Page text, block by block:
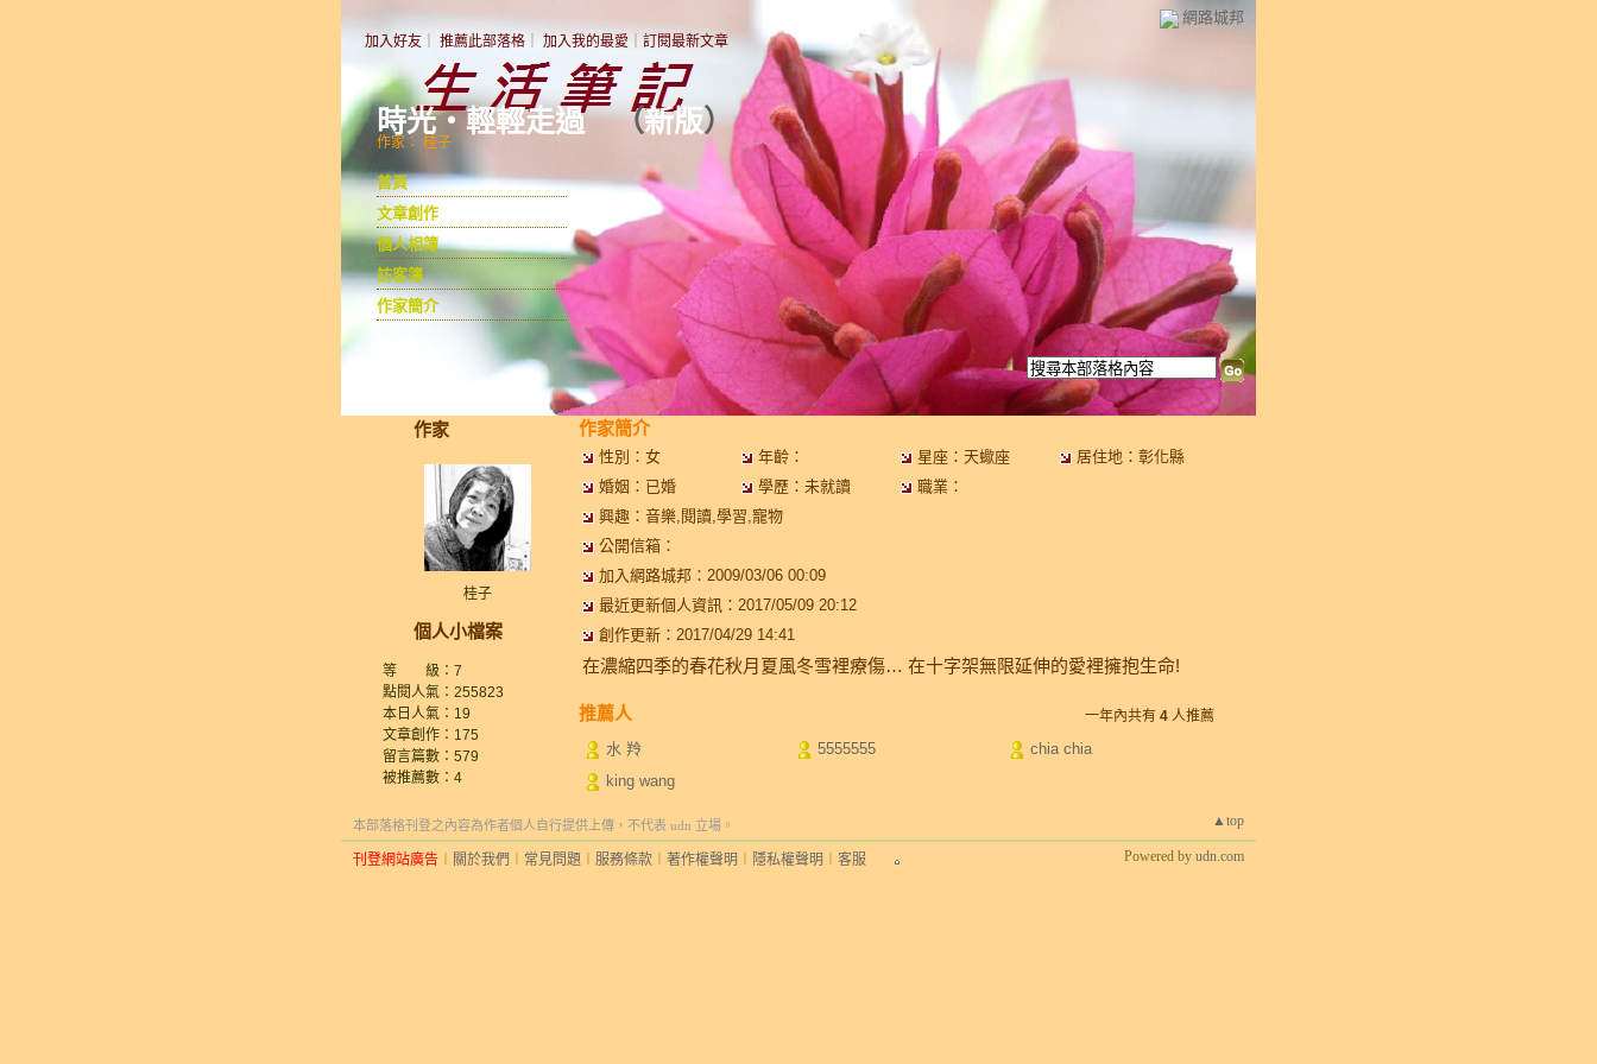
網路城邦
時光‧輕輕走過（新版）
首頁
文章創作
個人相簿
訪客簿
作家簡介
加入好友 推薦此部落格 加入我的最愛 訂閱最新文章
作家： 桂子
作家
桂子
個人小檔案
等 級：7
點閱人氣：255823
本日人氣：19
文章創作：175
留言篇數：579
被推薦數： 4
作家簡介
性別：女 年齡： 星座：天蠍座
居住地：彰化縣
婚姻：已婚
學歷：未就讀
職業：
興趣：音樂,閱讀,學習,寵物
公開信箱：
加入網路城邦：2009/03/06 00:09
最近更新個人資訊：2017/05/09 20:12
創作更新：2017/04/29 14:41
在濃縮四季的春花秋月夏風冬雪裡療傷… 在十字架無限延伸的愛裡擁抱生命!
推薦人 一年內共有 4 人推薦
水 羚 5555555
chia chia
king wang
▲top
本部落格刊登之內容為作者個人自行提供上傳，不代表 udn 立場。
刊登網站廣告 關於我們 常見問題 服務條款 著作權聲明 隱私權聲明 客服 Powered by udn.com